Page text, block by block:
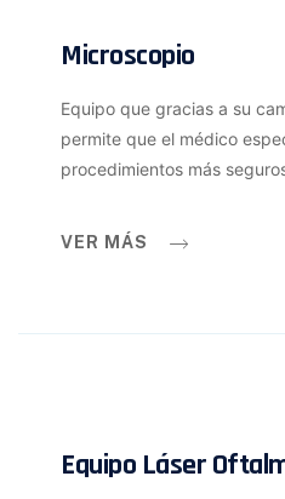
Microscopio
Equipo que gracias a su
permite que el médico
procedimientos más
VER MÁS
Equipo Láser